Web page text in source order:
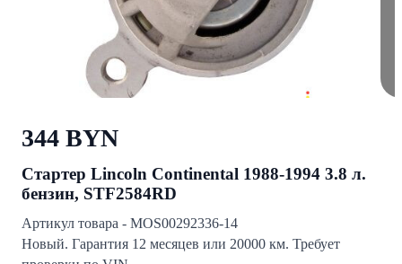
344 BYN
Стартер Lincoln Continental 1988-1994 3.8 л.
бензин, STF2584RD
Артикул товара - MOS00292336-14
Новый. Гарантия 12 месяцев или 20000 км. Требует